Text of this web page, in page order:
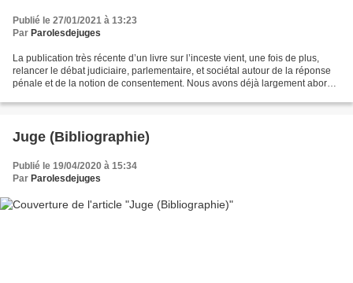
Publié le 27/01/2021 à 13:23
Par Parolesdejuges
La publication très récente d’un livre sur l’inceste vient, une fois de plus,
relancer le débat judiciaire, parlementaire, et sociétal autour de la réponse
pénale et de la notion de consentement. Nous avons déjà largement abordé
Juge (Bibliographie)
Publié le 19/04/2020 à 15:34
Par Parolesdejuges